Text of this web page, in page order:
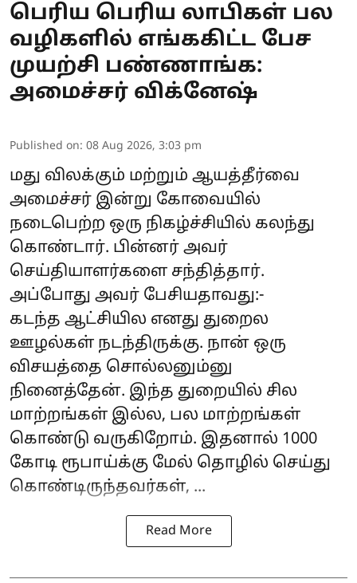
பெரிய பெரிய லாபிகள் பல
வழிகளில் எங்ககிட்ட பேச
முயற்சி பண்ணாங்க:
அமைச்சர் விக்னேஷ்
Published on: 08 Aug 2026, 3:03 pm
மது விலக்கும் மற்றும் ஆயத்தீர்வை
அமைச்சர் இன்று கோவையில்
நடைபெற்ற ஒரு நிகழ்ச்சியில் கலந்து
கொண்டார். பின்னர் அவர்
செய்தியாளர்களை சந்தித்தார்.
அப்போது அவர் பேசியதாவது:-
கடந்த ஆட்சியில எனது துறைல
ஊழல்கள் நடந்திருக்கு. நான் ஒரு
விசயத்தை சொல்லனும்னு
நினைத்தேன். இந்த துறையில் சில
மாற்றங்கள் இல்ல, பல மாற்றங்கள்
கொண்டு வருகிறோம். இதனால் 1000
கோடி ரூபாய்க்கு மேல் தொழில் செய்து
கொண்டிருந்தவர்கள், ...
Read More